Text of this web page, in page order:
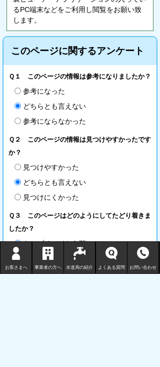
お客さまへ 事業者の方へ 水道局の紹介 よくある質問 お問い合わせ
るPC端末などをご利用し閲覧をお願い致
します。
このページに関するアンケート
Ｑ１ このページの情報は参考になりましたか？
参考になった
どちらとも言えない
参考にならなかった
Ｑ２ このページの情報は見つけやすかったです
か？
見つけやすかった
どちらとも言えない
見つけにくかった
Ｑ３ このページはどのようにしてたどり着きま
したか？
トップページから順に
サイト内検索
その他検索サイトやＳＮＳなどから